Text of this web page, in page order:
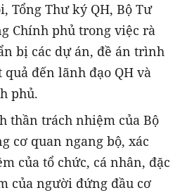
Tổng Thư ký QH, Bộ Tư
Chính phủ trong việc rà
bị các dự án, đề án trình
quả đến lãnh đạo QH và
phủ.
thần trách nhiệm của Bộ
cơ quan ngang bộ, xác
của tổ chức, cá nhân, đặc
của người đứng đầu cơ